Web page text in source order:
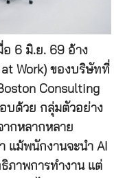
อ 6 มิ.ย. 69 อ้าง
at Work) ของบริษัทที่
Consulting
บด้วย กลุ่มตัวอย่าง
กหลากหลาย
แม้พนักงานจะนำ AI
ธิภาพการทำงาน แต่